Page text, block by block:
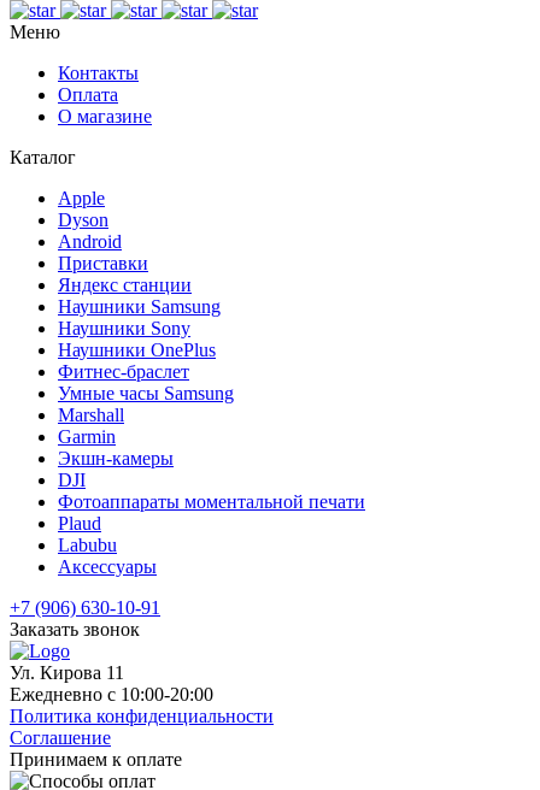
Меню
Контакты
Оплата
О магазине
Каталог
Apple
Dyson
Android
Приставки
Яндекс станции
Наушники Samsung
Наушники Sony
Наушники OnePlus
Фитнес-браслет
Умные часы Samsung
Marshall
Garmin
Экшн-камеры
DJI
Фотоаппараты моментальной печати
Plaud
Labubu
Аксессуары
+7 (906) 630-10-91
Заказать звонок
Ул. Кирова 11
Ежедневно с 10:00-20:00
Политика конфиденциальности
Соглашение
Принимаем к оплате